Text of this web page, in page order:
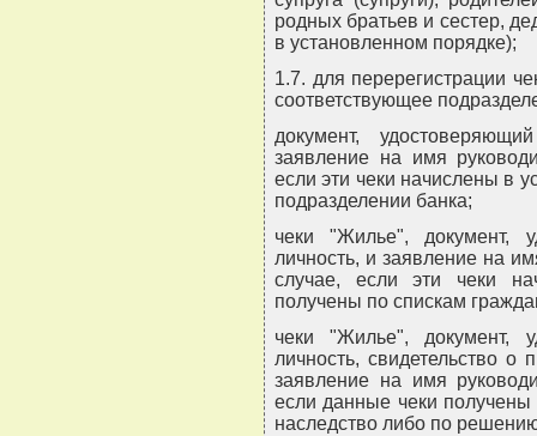
родных братьев и сестер,
в установленном порядке);
1.7. для перерегистрации
соответствующее
документ,
заявление на имя
если эти чеки начислены в
подразделении банка;
чеки "Жилье", документ,
личность, и заявление на
случае, если эти чеки
получены по спискам
чеки "Жилье", документ,
личность, свидетельство
заявление на имя
если данные чеки получены
наследство либо по